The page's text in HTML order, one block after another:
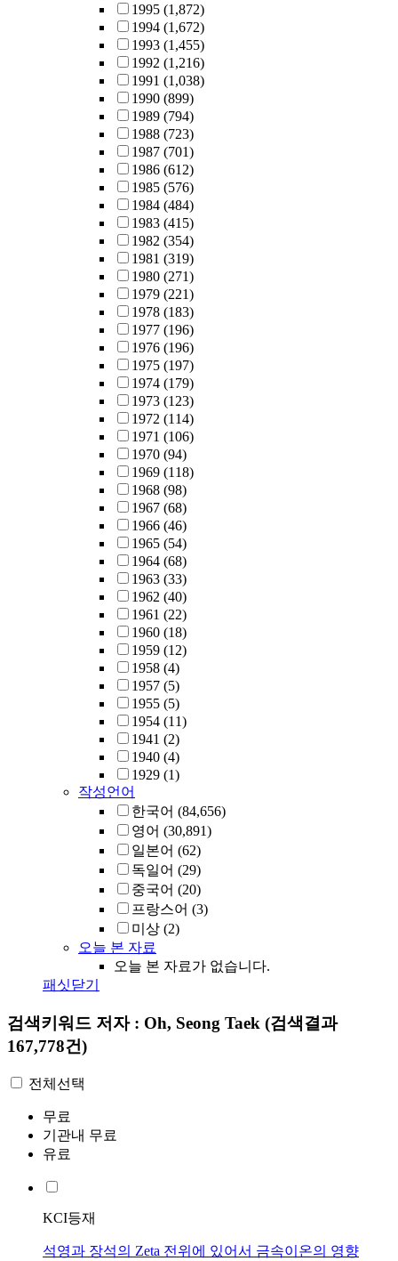
1995 (1,872)
1994 (1,672)
1993 (1,455)
1992 (1,216)
1991 (1,038)
1990 (899)
1989 (794)
1988 (723)
1987 (701)
1986 (612)
1985 (576)
1984 (484)
1983 (415)
1982 (354)
1981 (319)
1980 (271)
1979 (221)
1978 (183)
1977 (196)
1976 (196)
1975 (197)
1974 (179)
1973 (123)
1972 (114)
1971 (106)
1970 (94)
1969 (118)
1968 (98)
1967 (68)
1966 (46)
1965 (54)
1964 (68)
1963 (33)
1962 (40)
1961 (22)
1960 (18)
1959 (12)
1958 (4)
1957 (5)
1955 (5)
1954 (11)
1941 (2)
1940 (4)
1929 (1)
작성언어
한국어 (84,656)
영어 (30,891)
일본어 (62)
독일어 (29)
중국어 (20)
프랑스어 (3)
미상 (2)
오늘 본 자료
오늘 본 자료가 없습니다.
패싯닫기
검색키워드 저자 : Oh, Seong Taek (검색결과
167,778건)
전체선택
무료
기관내 무료
유료
KCI등재
석영과 장석의 Zeta 전위에 있어서 금속이온의 영향